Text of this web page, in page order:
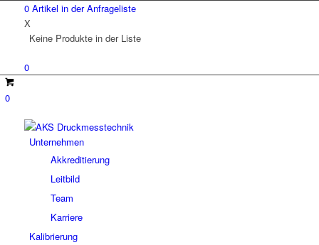
0Artikel in derAnfrageliste
X
Keine Produkte in der Liste
0
0
Unternehmen
Akkreditierung
Leitbild
Team
Karriere
Kalibrierung